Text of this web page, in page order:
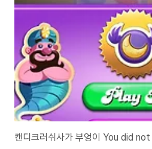
경기에 별로 출전을 못하는듯... 오늘 8회까지
삼진을 무려 10개나 잡았는데, 시카고가 크게
기습 번트 안타라고 합니다..